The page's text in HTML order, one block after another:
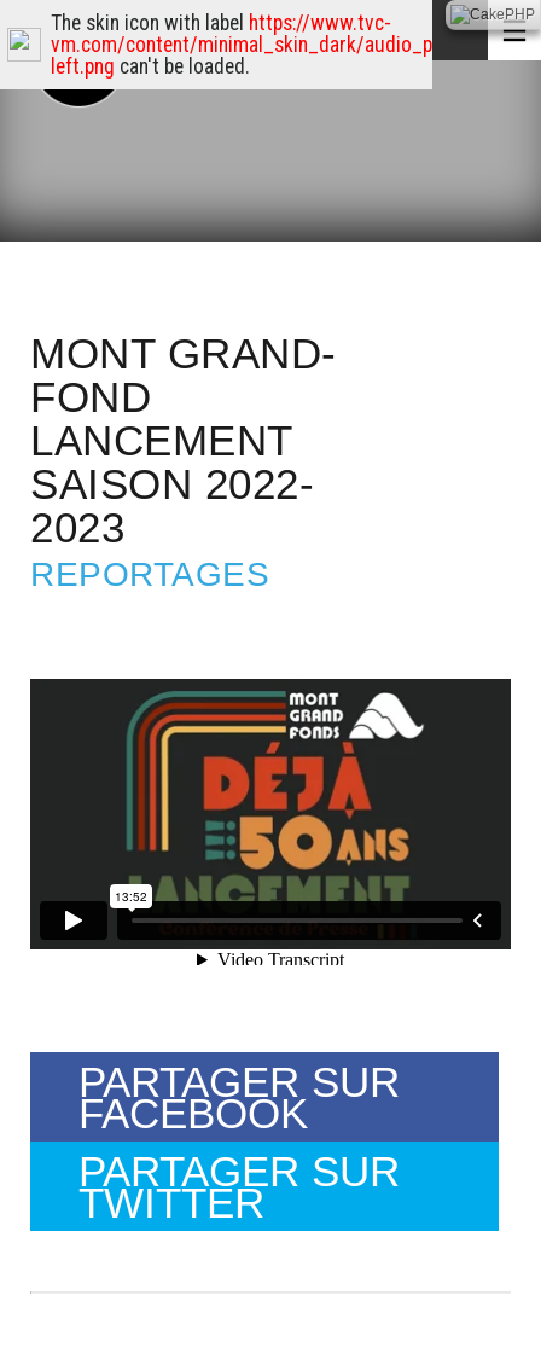
MONT GRAND-
FOND
LANCEMENT
SAISON 2022-
2023
REPORTAGES
PARTAGER SUR
FACEBOOK
PARTAGER SUR
TWITTER
The skin icon with label https://www.tvc-
vm.com/content/minimal_skin_dark/audio_player_skin/
left.png can't be loaded.